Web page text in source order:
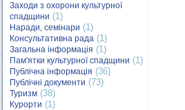
Заходи з охорони культурної
спадщини (1)
Наради, семінари (1)
Консультативна рада (1)
Загальна інформація (1)
Пам'ятки культурної спадщини (1)
Публічна інформація (36)
Публічні документи (73)
Туризм (38)
Курорти (1)